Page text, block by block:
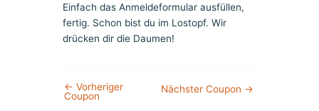
Einfach das Anmeldeformular ausfüllen,
fertig. Schon bist du im Lostopf. Wir
drücken dir die Daumen!
← Vorheriger
Coupon
Nächster Coupon →